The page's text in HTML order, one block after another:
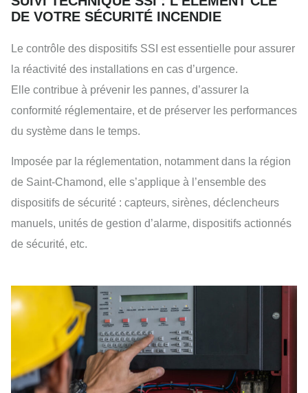
DE VOTRE SÉCURITÉ INCENDIE
Le contrôle des dispositifs SSI est essentielle pour assurer
la réactivité des installations en cas d’urgence.
Elle contribue à prévenir les pannes, d’assurer la
conformité réglementaire, et de préserver les performances
du système dans le temps.
Imposée par la réglementation, notamment dans la région
de Saint-Chamond, elle s’applique à l’ensemble des
dispositifs de sécurité : capteurs, sirènes, déclencheurs
manuels, unités de gestion d’alarme, dispositifs actionnés
de sécurité, etc.